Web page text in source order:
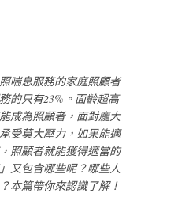
喘息服務的家庭照顧者
的只有23%。面齡超高
成為照顧者，面對龐大
受莫大壓力，如果能適
照顧者就能獲得適當的
又包含哪些呢？哪些人
本篇帶你來認識了解！